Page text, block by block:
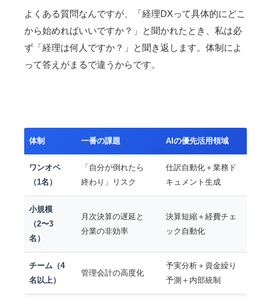
よくある質問なんですが、「経理DXって具体的にどこ
から始めればいいですか？」と聞かれたとき、私は必
ず「経理は何人ですか？」と聞き返します。体制によ
って答えがまるで違うからです。
体制 一番の課題 AIの優先活用領域
ワンオペ
（1名）
「自分が倒れたら
終わり」リスク
仕訳自動化＋業務ド
キュメント生成
小規模
（2〜3
名）
月次決算の遅延と
分業の非効率
決算短縮＋経費チェ
ック自動化
チーム（4
名以上）
管理会計の高度化
予実分析＋資金繰り
予測＋内部統制